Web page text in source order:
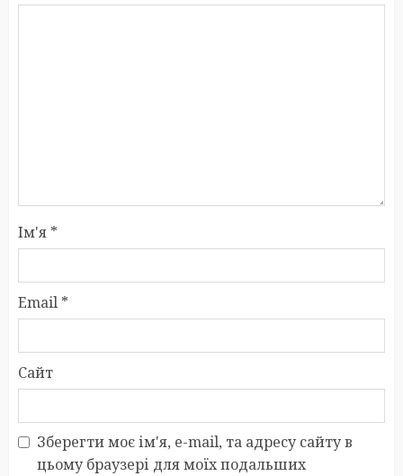
Ім'я *
Email *
Сайт
Зберегти моє ім'я, e-mail, та адресу сайту в
цьому браузері для моїх подальших